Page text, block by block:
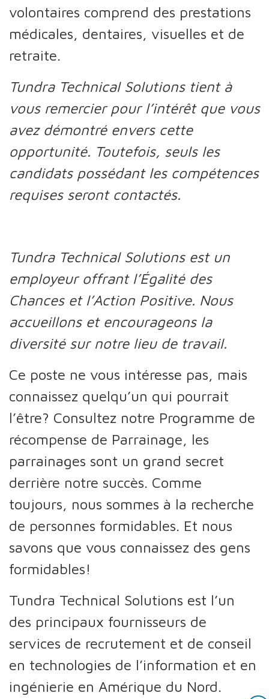
volontaires comprend des prestations
médicales, dentaires, visuelles et de
retraite.
Tundra Technical Solutions tient à
vous remercier pour l’intérêt que vous
avez démontré envers cette
opportunité. Toutefois, seuls les
candidats possédant les compétences
requises seront contactés.
Tundra Technical Solutions est un
employeur offrant l’Égalité des
Chances et l’Action Positive. Nous
accueillons et encourageons la
diversité sur notre lieu de travail.
Ce poste ne vous intéresse pas, mais
connaissez quelqu’un qui pourrait
l’être? Consultez notre Programme de
récompense de Parrainage, les
parrainages sont un grand secret
derrière notre succès. Comme
toujours, nous sommes à la recherche
de personnes formidables. Et nous
savons que vous connaissez des gens
formidables!
Tundra Technical Solutions est l’un
des principaux fournisseurs de
services de recrutement et de conseil
en technologies de l’information et en
ingénierie en Amérique du Nord.